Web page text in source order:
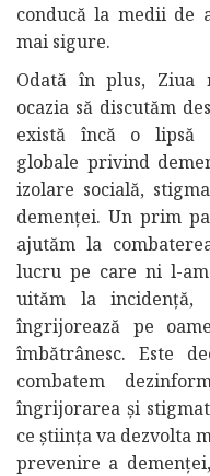
conducă la medii de
mai sigure.
Odată în plus, Ziua
ocazia să discutăm
există încă o lipsă
globale privind
izolare socială,
demenței. Un prim
ajutăm la
lucru pe care ni l-
uităm la
îngrijorează pe
îmbătrânesc. Este
combatem
îngrijorarea și
ce știința va dezvolta
prevenire a